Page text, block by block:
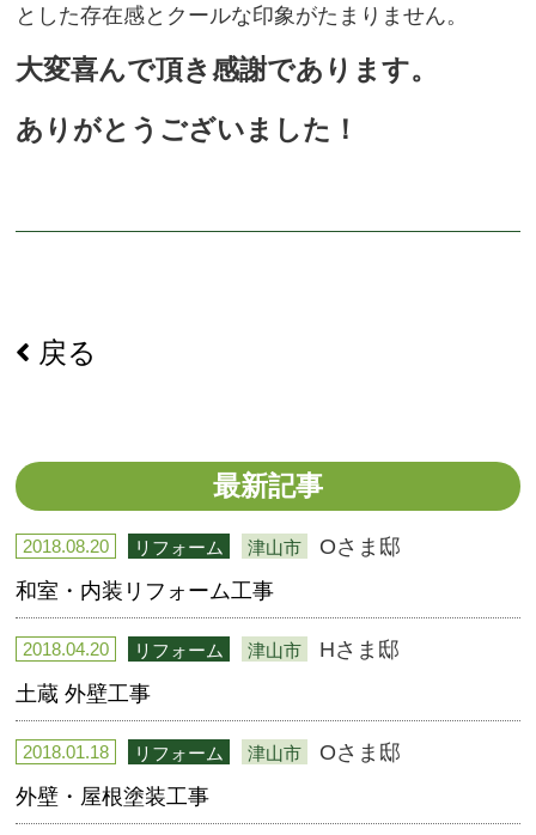
とした存在感とクールな印象がたまりません。
大変喜んで頂き感謝であります。
ありがとうございました！
戻る
最新記事
2018.08.20 リフォーム 津山市
Oさま邸
和室・内装リフォーム工事
2018.04.20 リフォーム 津山市
Hさま邸
土蔵 外壁工事
2018.01.18 リフォーム 津山市
Oさま邸
外壁・屋根塗装工事